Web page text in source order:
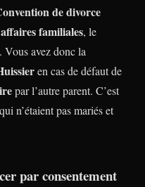
de divorce
familiales, le
Vous avez donc la
en cas de défaut de
par l’autre parent. C’est
n’étaient pas mariés et
par consentement